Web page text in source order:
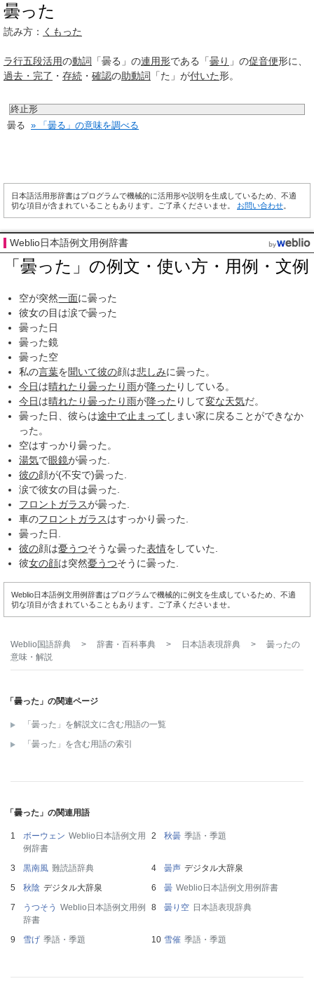
曇った
読み方： くもった
ラ行五段活用の動詞 「曇る」の連用形である「曇り 」の促音便形に、
過去・完了 ・ 存続 ・ 確認の助動詞 「た」が付いた形。
終止形
曇る » 「曇る」の意味を調べる
日本語活用形辞書はプログラムで機械的に活用形や説明を生成しているため、不適
切な項目が含まれていることもあります。ご了承くださいませ。 お問い合わせ
Weblio日本語例文用例辞書
「曇った」の例文・使い方・用例・文例
空が突然一面に曇った
彼女の目は涙で曇った
曇った日
曇った鏡
曇った空
私の言葉を聞いて彼の顔は悲しみに曇った。
今日は晴れたり曇ったり雨が降った りしている。
今日は晴れたり曇ったり雨が降った りして変な天気だ。
曇った日、彼らは途中で止まって しまい家に戻ることができなか
った。
空はすっかり曇った。
湯気で眼鏡が曇った.
彼の顔が(不安で)曇った.
涙で彼女の目は曇った.
フロントガラスが曇った.
車のフロントガラスはすっかり曇った.
曇った日.
彼の顔は憂うつそうな曇った表情をしていた.
彼女の顔は突然憂うつそうに曇った.
Weblio日本語例文用例辞書はプログラムで機械的に例文を生成しているため、不適
切な項目が含まれていることもあります。ご了承くださいませ。
Weblio国語辞典 > 辞書・百科事典 > 日本語表現辞典 > 曇ったの
意味・解説
「曇った」の関連ページ
「曇った」を解説文に含む用語の一覧
「曇った」を含む用語の索引
「曇った」の関連用語
ボーウェン Weblio日本語例文用
例辞書
秋曇 季語・季題
黒南風 難読語辞典 曇声 デジタル大辞泉
秋陰 デジタル大辞泉 曇 Weblio日本語例文用例辞書
うつそう Weblio日本語例文用例
辞書
曇り空 日本語表現辞典
雪げ 季語・季題 雪催 季語・季題